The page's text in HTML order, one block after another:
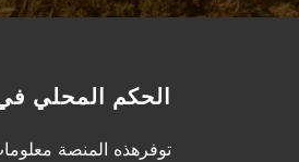
الحكم المحلي
توفرهذه المنصة